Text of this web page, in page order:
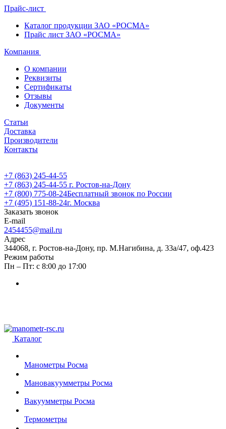
Прайс-лист
Каталог продукции ЗАО «РОСМА»
Прайс лист ЗАО «РОСМА»
Компания
О компании
Реквизиты
Сертификаты
Отзывы
Документы
Статьи
Доставка
Производители
Контакты
+7 (863) 245-44-55
+7 (863) 245-44-55 г. Ростов-на-Дону
+7 (800) 775-08-24Бесплатный звонок по России
+7 (495) 151-88-24г. Москва
Заказать звонок
E-mail
2454455@mail.ru
Адрес
344068, г. Ростов-на-Дону, пр. М.Нагибина, д. 33а/47, оф.423
Режим работы
Пн – Пт: с 8:00 до 17:00
Каталог
Манометры Росма
Мановакуумметры Росма
Вакуумметры Росма
Термометры